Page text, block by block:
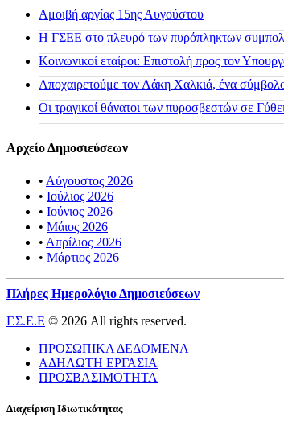
Αμοιβή αργίας 15ης Αυγούστου
H ΓΣΕΕ στο πλευρό των πυρόπληκτων
Κοινωνικοί εταίροι: Επιστολή προς τον
Αποχαιρετούμε τον Λάκη Χαλκιά, ένα
Οι τραγικοί θάνατοι των πυροσβεστών σε
Αρχείο Δημοσιεύσεων
• Αύγουστος 2026
• Ιούλιος 2026
• Ιούνιος 2026
• Μάιος 2026
• Απρίλιος 2026
• Μάρτιος 2026
Πλήρες Ημερολόγιο Δημοσιεύσεων
Γ.Σ.Ε.Ε © 2026 All rights reserved.
ΠΡΟΣΩΠΙΚΑ ΔΕΔΟΜΕΝΑ
ΑΔΗΛΩΤΗ ΕΡΓΑΣΙΑ
ΠΡΟΣΒΑΣΙΜΟΤΗΤΑ
Διαχείριση Ιδιωτικότητας